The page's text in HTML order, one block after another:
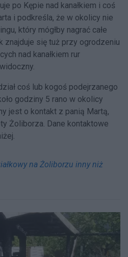
po Kępie nad kanałkiem i coś
i podkreśla, że w okolicy nie
który mógłby nagrać całe
znajduje się tuż przy ogrodzeniu
nad kanałkiem rur
coś lub kogoś podejrzanego
godziny 5 rano w okolicy
jest o kontakt z panią Martą,
Żoliborza. Dane kontaktowe
na Żoliborzu inny niż